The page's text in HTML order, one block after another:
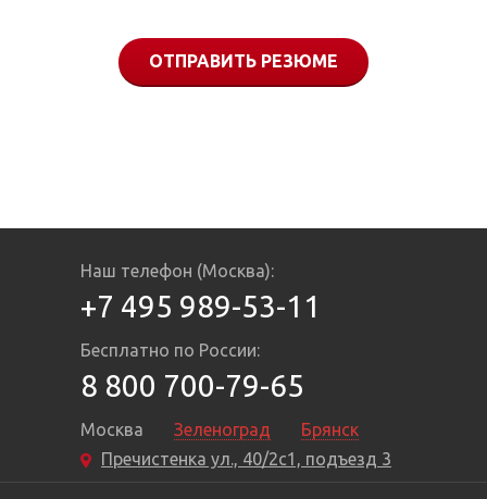
ОТПРАВИТЬ РЕЗЮМЕ
Наш телефон (Москва):
+7 495 989-53-11
Бесплатно по России:
8 800 700-79-65
Москва Зеленоград
Брянск
Пречистенка ул., 40/2с1, подъезд 3